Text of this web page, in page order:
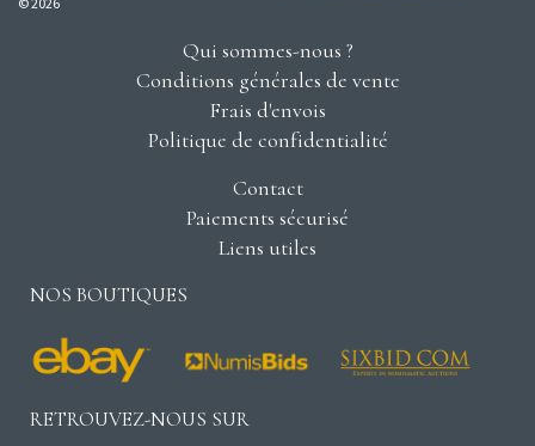
Qui sommes-nous ?
Conditions générales de vente
Frais d'envois
Politique de confidentialité
Contact
Paiements sécurisé
Liens utiles
NOS BOUTIQUES
RETROUVEZ-NOUS SUR